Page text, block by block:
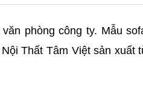
phòng công ty. Mẫu
Thất Tâm Việt sản xuất